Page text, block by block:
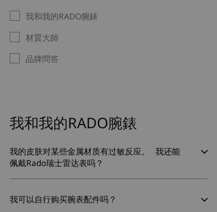
我和我的RADO腕錶
材質大師
品牌問答
我和我的RADO腕錶
我的皮肤对某些金属材质有过敏反应。 我还能
佩戴Rado瑞士雷达表吗？
我可以自行购买腕表配件吗？